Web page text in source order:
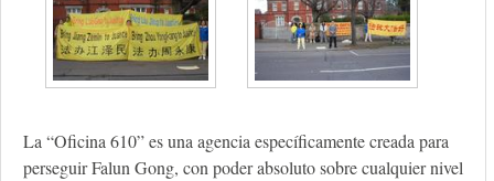
La “Oficina 610” es una agencia específicamente creada para
perseguir Falun Gong, con poder absoluto sobre cualquier nivel